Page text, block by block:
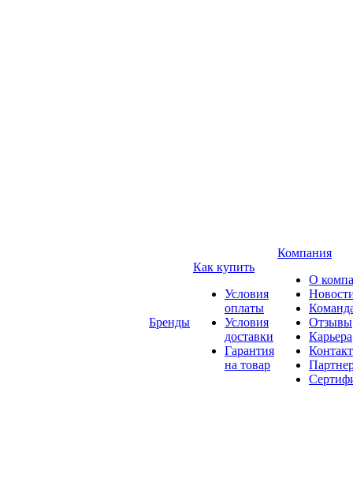
Бренды
Как купить
Условия
оплаты
Условия
доставки
Гарантия
на товар
Компания
О
Отзывы
Карьера